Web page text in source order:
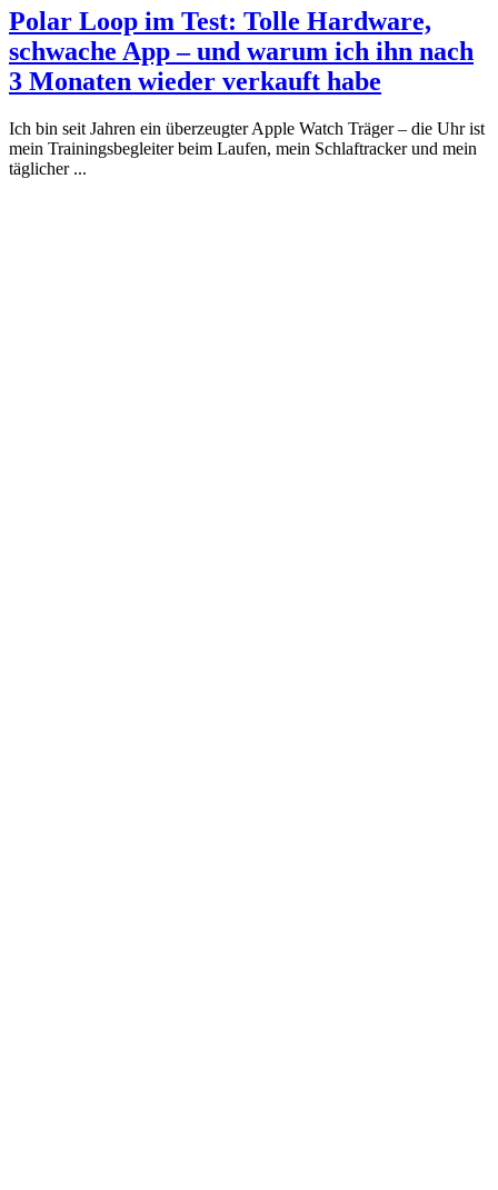
Polar Loop im Test: Tolle Hardware,
schwache App – und warum ich ihn nach
3 Monaten wieder verkauft habe
Ich bin seit Jahren ein überzeugter Apple Watch Träger – die Uhr ist
mein Trainingsbegleiter beim Laufen, mein Schlaftracker und mein
täglicher ...